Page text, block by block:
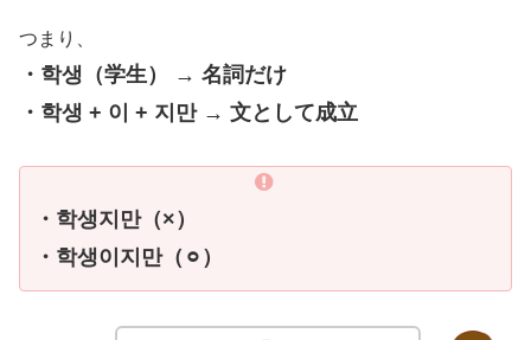
つまり、
・학생（学生） → 名詞だけ
・학생 + 이 + 지만 → 文として成立
・학생지만（×）
・학생이지만（ ⚪︎ ）